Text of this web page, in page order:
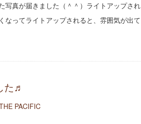
写真が届きました（＾＾）ライトアップされ
ってライトアップされると、雰囲気が出て
た♬
PACIFIC